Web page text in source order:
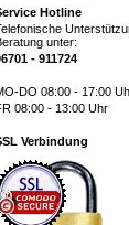
Hotline
unter:
- 911724
DO 08:00 - 17:00
08:00 - 13:00 Uhr
Verbindung